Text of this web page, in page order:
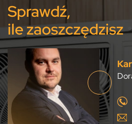
Sprawdź,
ile zaoszczędzisz